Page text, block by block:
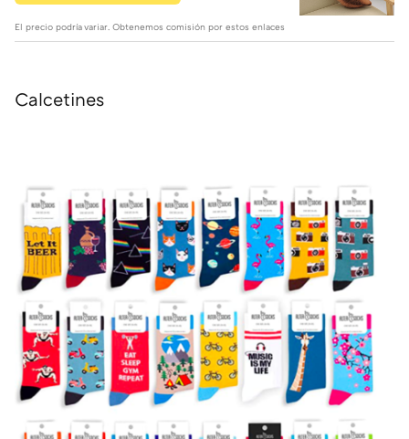
El precio podría variar. Obtenemos comisión por estos enlaces
Calcetines